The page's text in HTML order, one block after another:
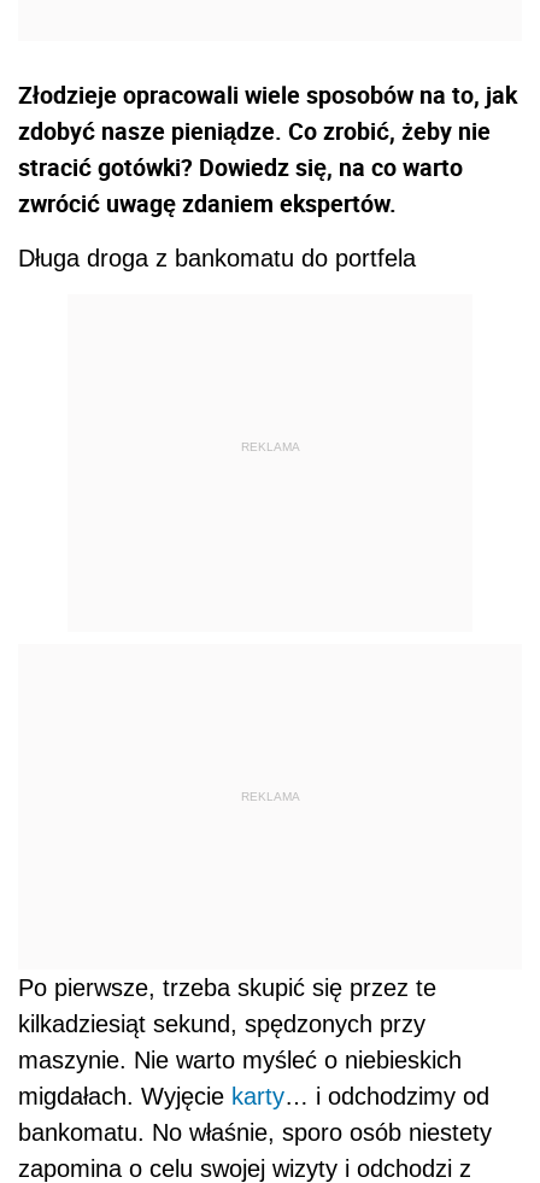
Złodzieje opracowali wiele sposobów na to, jak
zdobyć nasze pieniądze. Co zrobić, żeby nie
stracić gotówki? Dowiedz się, na co warto
zwrócić uwagę zdaniem ekspertów.
Długa droga z bankomatu do portfela
REKLAMA
REKLAMA
Po pierwsze, trzeba skupić się przez te
kilkadziesiąt sekund, spędzonych przy
maszynie. Nie warto myśleć o niebieskich
migdałach. Wyjęcie karty… i odchodzimy od
bankomatu. No właśnie, sporo osób niestety
zapomina o celu swojej wizyty i odchodzi z